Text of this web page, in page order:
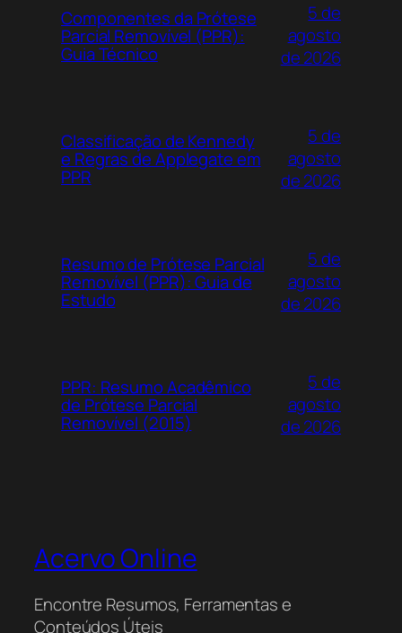
Componentes da Prótese
Parcial Removível (PPR):
Guia Técnico
5 de
agosto
de 2026
Classificação de Kennedy
e Regras de Applegate em
PPR
5 de
agosto
de 2026
Resumo de Prótese Parcial
Removível (PPR): Guia de
Estudo
5 de
agosto
de 2026
PPR: Resumo Acadêmico
de Prótese Parcial
Removível (2015)
5 de
agosto
de 2026
Acervo Online
Encontre Resumos, Ferramentas e
Conteúdos Úteis